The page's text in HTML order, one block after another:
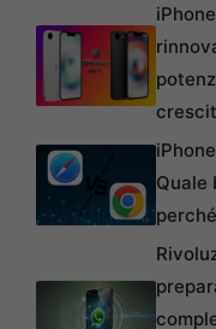
Quale
perché